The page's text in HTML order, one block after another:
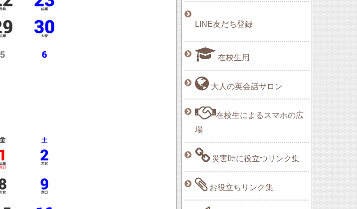
LINE友だち登録
在校生用
大人の英会話サロン
在校生によるスマホの広
場
災害時に役立つリンク集
お役立ちリンク集